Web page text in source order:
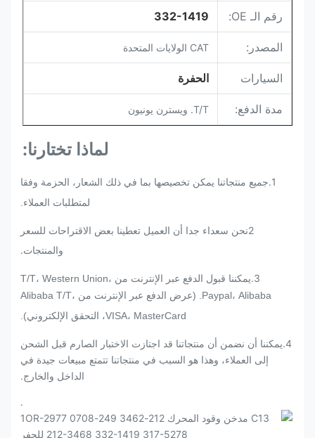
رقم الـ OE: 332-1419
المصدر: CAT الولايات المتحدة
السيارات الحفرة
مدة الدفع: T/T. ويسترن يونيون
لماذا تختارنا:
1. جميع منتجاتنا يمكن تخصيصها بما في ذلك الشعار، الحزمة وفقا
لمتطلبات العملاء.
2نحن سعداء جدا أن العميل تعطينا بعض الاقتراحات للسعر
والمنتجات.
3
.
يمكننا قبول الدفع عبر الإنترنت من T/T، Western Union،
Paypal، Alibaba. (عرض الدفع عبر الإنترنت من Alibaba T/T،
VISA، MasterCard، التحقق الإلكتروني).
4.يمكننا أن نضمن أن منتجاتنا قد اجتازت الاختبار الصارم قبل الشحن
إلى العملاء، وهذا هو السبب في منتجاتنا تتمتع مبيعات جيدة في
الداخل والخارج.
.